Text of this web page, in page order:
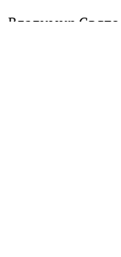
Владимир